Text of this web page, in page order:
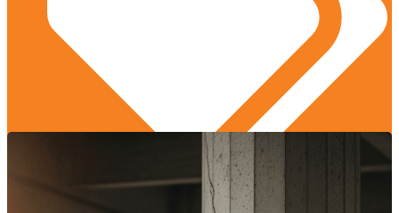
Manajemen Proyek
Material Konstruksi